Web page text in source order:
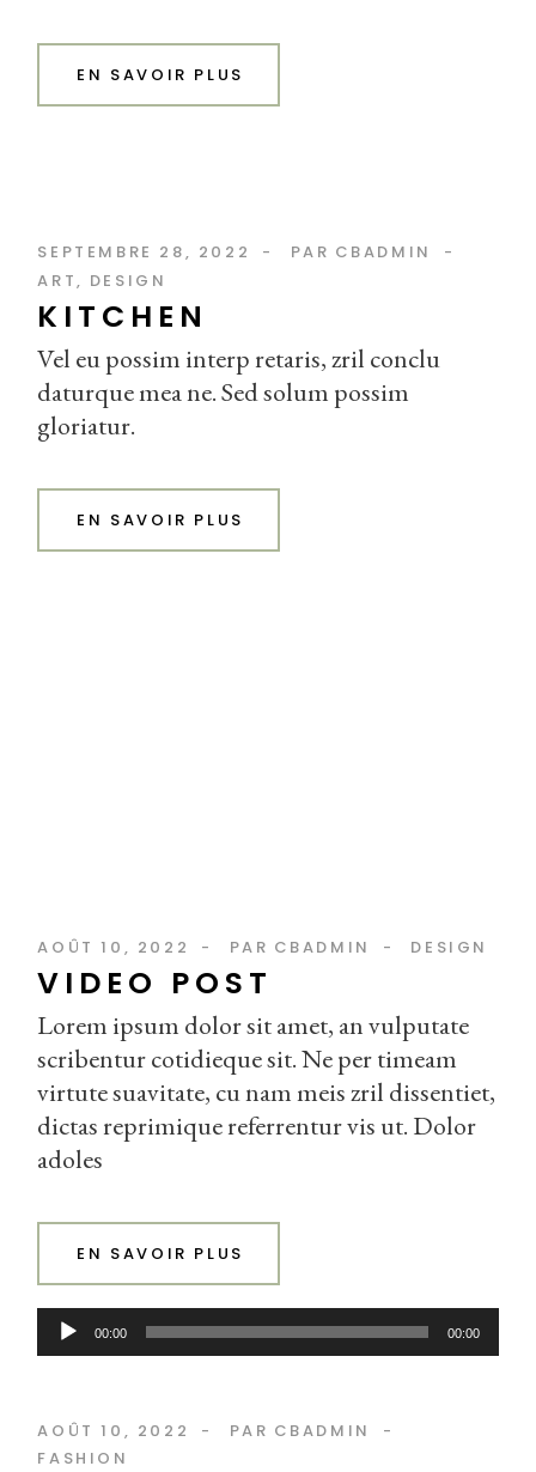
EN SAVOIR PLUS
SEPTEMBRE 28, 2022 PAR CBADMIN
ART
DESIGN
KITCHEN
Vel eu possim interp retaris, zril conclu
daturque mea ne. Sed solum possim
gloriatur.
EN SAVOIR PLUS
AOÛT 10, 2022 PAR CBADMIN DESIGN
VIDEO POST
Lorem ipsum dolor sit amet, an vulputate
scribentur cotidieque sit. Ne per timeam
virtute suavitate, cu nam meis zril dissentiet,
dictas reprimique referrentur vis ut. Dolor
adoles
EN SAVOIR PLUS
Lecteur
audio
00:00 00:00
AOÛT 10, 2022 PAR CBADMIN
FASHION